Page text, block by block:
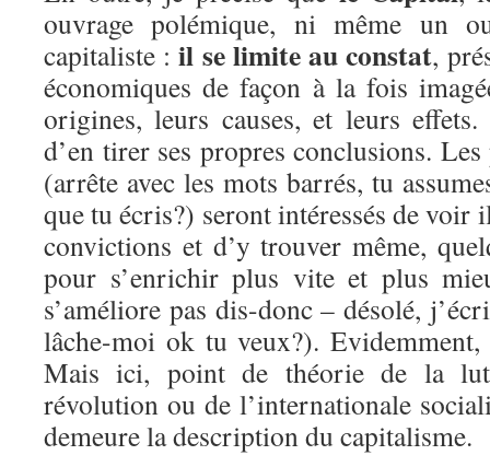
ouvrage polémique, ni même un
capitaliste :il se limite au constat,
économiques de façon à la fois
origines, leurs causes, et leurs
d’en tirer ses propres conclusions.
(arrête avec les mots barrés, tu
que tu écris?) seront intéressés de voir
convictions et d’y trouver même,
pour s’enrichir plus vite et plus
s’améliore pas dis-donc – désolé,
lâche-moi ok tu veux?).
Mais ici, point de théorie de la
révolution ou de l’internationale
demeure la description du capitalisme.